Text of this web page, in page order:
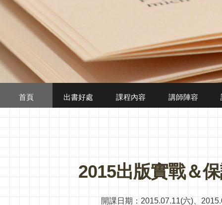
首頁 出書好處 課程內容 講師陣容
2015出版實戰＆
開課日期：2015.07.11(六)、